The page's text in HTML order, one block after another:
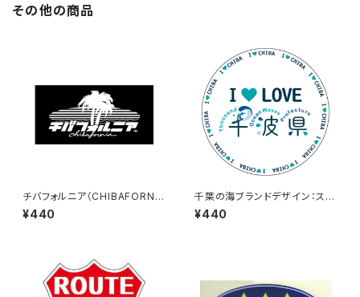
その他の商品
チバフォルニア（CHIBAFORNI
A）ステッカーB（Black）
¥440
千葉の海ブランドデザイン：ステ
ッカー3
¥440